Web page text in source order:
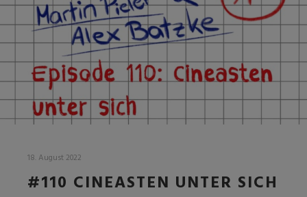
18. August 2022
#110 CINEASTEN UNTER SICH